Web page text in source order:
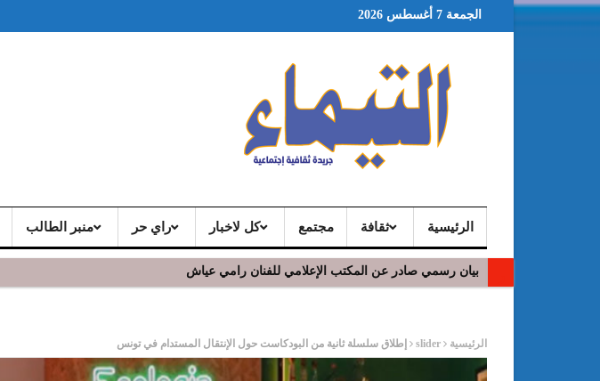
الجمعة 7 أغسطس 2026
الرئيسية ثقافة مجتمع كل لاخبار راي حر منبر الطالب
بيان رسمي صادر عن المكتب الإعلامي للفنان رامي عياش
الرئيسية slider إطلاق سلسلة ثانية من البودكاست حول الإنتقال المستدام في تونس